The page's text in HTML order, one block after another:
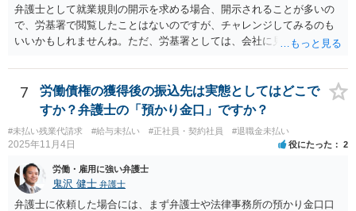
弁護士として就業規則の開示を求める場合、開示されることが多いの
で、労基署で閲覧したことはないのですが、チャレンジしてみるのも
いいかもしれませんね。ただ、労基署としては、会社に見せてもらっ
ることを端的に理解してもらう必要があると思います。よって、就業
規則の開示に関するやりとりはメール等の形に残る方法で行うのが良
いと思います。
7
労働債権の獲得後の振込先は実態としてはどこで
すか？弁護士の「預かり金口」ですか？
#未払い残業代請求 #給与未払い #正社員・契約社員 #退職金未払い
2025年11月4日 役にたった 2
労働・雇用に強い弁護士
鬼沢 健士 弁護士
弁護士に依頼した場合には、まず弁護士や法律事務所の預かり金口口